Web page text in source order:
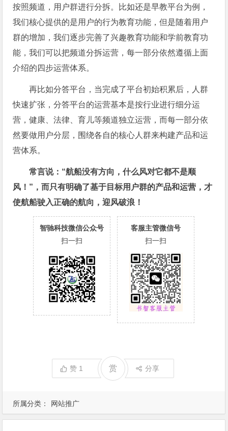
所属分类： 网站推广
按照频道，用户群进行分拆。比如还是早教平台为例，
我们核心提供的是用户的行为教育功能，但是随着用户
群的增加，我们逐步完善了兴趣教育功能和学前教育功
能，我们可以把频道分拆运营，每一部分依然遵循上面
介绍的四步运营体系。
再比如分答平台，当完成了平台初始积累后，人群
快速扩张，分答平台的运营基本是按行业进行细分运
营，健康、法律、育儿等频道独立运营，而每一部分依
然要做用户分层，围绕各自的核心人群来构建产品和运
营体系。
常言说：“航船没有方向，什么风对它都不是顺
风！”，而只有明确了基于目标用户群的产品和运营，才
使航船驶入正确的航向，迎风破浪！
智驰科技微信公众号
扫一扫
客服主管微信号
扫一扫
赞 1 赏 分享